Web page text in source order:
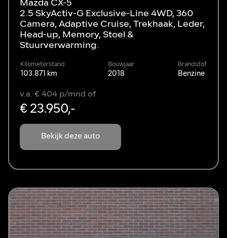
Mazda CX-5
2.5 SkyActiv-G Exclusive-Line 4WD, 360
Camera, Adaptive Cruise, Trekhaak, Leder,
Head-up, Memory, Stoel &
Stuurverwarming.
Kilometerstand
103.871 km
Bouwjaar
2018
Brandstof
Benzine
Bekijk deze auto
v.a. € 404 p/mnd of
€ 23.950,-